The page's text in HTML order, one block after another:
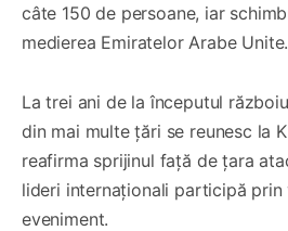
câte 150 de persoane, iar
medierea Emiratelor Arabe Unite.
La trei ani de la începutul
din mai multe țări se reunesc la
reafirma sprijinul față de țara
lideri internaționali participă
eveniment.